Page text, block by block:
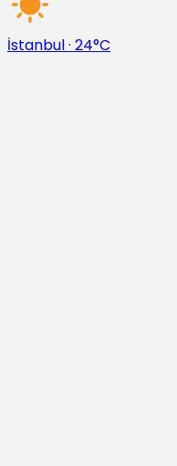
İstanbul· 24°C